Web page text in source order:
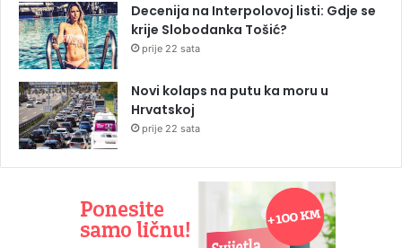
Decenija na Interpolovoj listi: Gdje se
krije Slobodanka Tošić?
prije 22 sata
Novi kolaps na putu ka moru u
Hrvatskoj
prije 22 sata